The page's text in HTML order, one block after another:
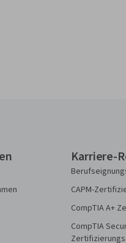
Karriere-
CAPM-
CompTIA A+
CompTIA